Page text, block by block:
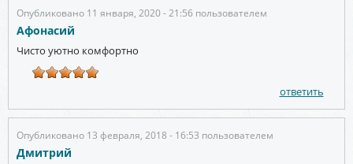
Опубликовано 11 января, 2020 - 21:56 пользователем
Афонасий
Чисто уютно комфортно
ответить
Опубликовано 13 февраля, 2018 - 16:53 пользователем
Дмитрий